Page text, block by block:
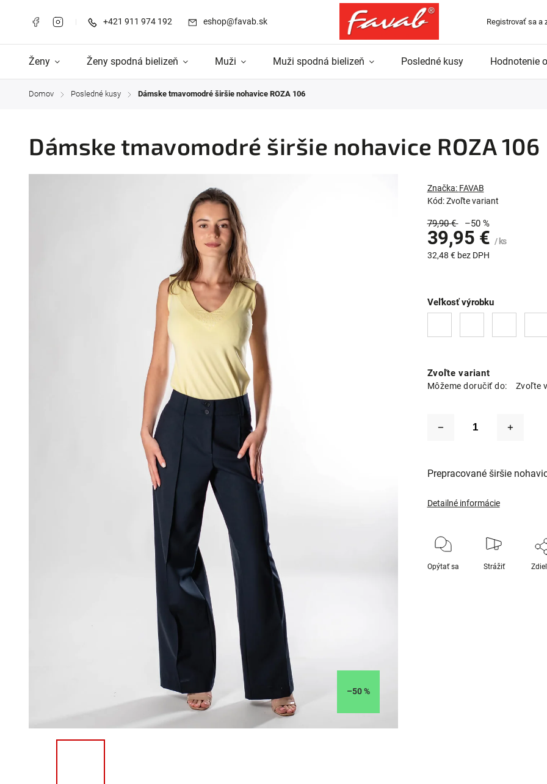
+421 911 974 192 eshop@favab.sk Registrovať sa a
Ženy Ženy spodná bielizeň Muži Muži spodná bielizeň Posledné kusy Hodnotenie
Domov / Posledné kusy / Dámske tmavomodré širšie nohavice ROZA 106
Dámske tmavomodré širšie nohavice ROZA 106
–50 %
Kód: Zvoľte variant
Značka: FAVAB
79,90 € –50 %
39,95 € / ks
32,48 € bez DPH
Zvoľte variant
Môžeme doručiť do: Zvoľte
Veľkosť výrobku
Prepracované širšie
Detailné informácie
Opýtať sa Strážiť